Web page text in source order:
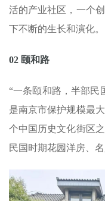
活的产业社区，一个
下不断的生长和演化。
02 颐和路
“一条颐和路，半部民
是南京市保护规模最
个中国历史文化街区
民国时期花园洋房、